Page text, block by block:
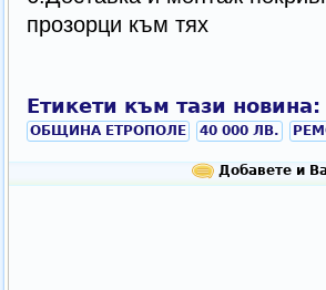
прозорци към тях
Етикети към тази новина:
OБЩИНА ЕТРОПОЛЕ 40 000 ЛВ.
Добавете и